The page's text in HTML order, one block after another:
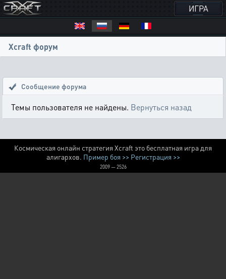
ИГРА
Xcraft форум
Сообщение форума
Темы пользователя не найдены. Вернуться назад
Космическая онлайн стратегия Xcraft это бесплатная игра для
алигархов. Пример боя >> Регистрация >>
2009 — 2526